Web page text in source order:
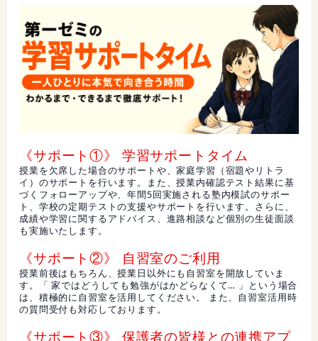
《サポート①》 学習サポートタイム
授業を欠席した場合のサポートや、家庭学習（宿題やリトラ
イ）のサポートを行います。また、授業内確認テスト結果に基
づくフォローアップや、年間5回実施される塾内模試のサポー
ト、学校の定期テストの支援やサポートを行います。さらに、
成績や学習に関するアドバイス、進路相談など個別の生徒面談
も実施いたします。
《サポート②》 自習室のご利用
授業前後はもちろん、授業日以外にも自習室を開放していま
す。「 家ではどうしても勉強がはかどらなくて… 」という場合
は、積極的に自習室を活用してください。 また、自習室活用時
の質問受付も対応しております。
《サポート③》 保護者の皆様との連携アプ